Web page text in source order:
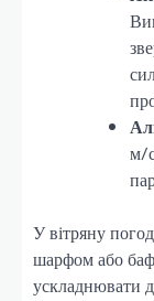
м/
У вітряну
шарфом або
ускладнювати